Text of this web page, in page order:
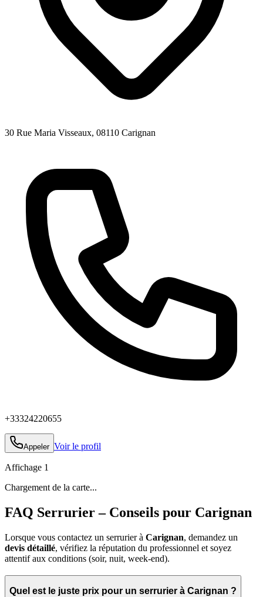
30 Rue Maria Visseaux, 08110 Carignan
+33324220655
Appeler Voir le profil
Affichage 1
Chargement de la carte...
FAQ Serrurier – Conseils pour Carignan
Lorsque vous contactez un serrurier à Carignan, demandez un
devis détaillé, vérifiez la réputation du professionnel et soyez
attentif aux conditions (soir, nuit, week‑end).
Quel est le juste prix pour un serrurier à Carignan ?